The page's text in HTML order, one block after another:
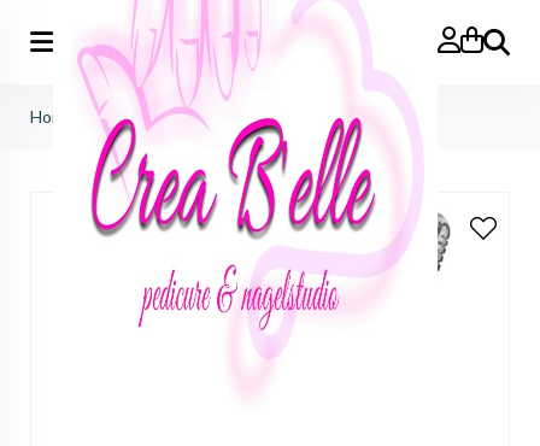
Zoeken
Home Drill Bit Carbide Cyclone 7mm